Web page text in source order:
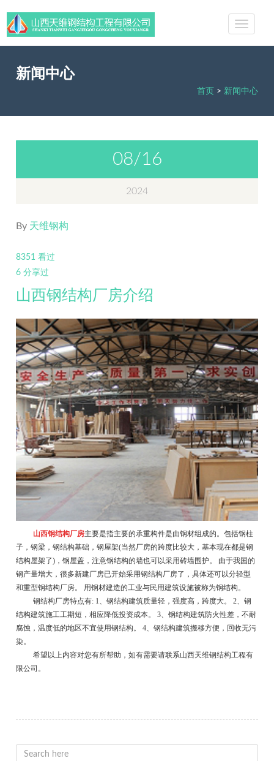
新闻中心
首页 > 新闻中心
08/16
2024
By 天维钢构
8351 看过
6 分享过
山西钢结构厂房介绍
山西钢结构厂房主要是指主要的承重构件是由钢材组成的。包括钢柱
子，钢梁，钢结构基础，钢屋架(当然厂房的跨度比较大，基本现在都是钢
结构屋架了)，钢屋盖，注意钢结构的墙也可以采用砖墙围护。 由于我国的
钢产量增大，很多新建厂房已开始采用钢结构厂房了，具体还可以分轻型
和重型钢结构厂房。 用钢材建造的工业与民用建筑设施被称为钢结构。
钢结构厂房特点有: 1、钢结构建筑质量轻，强度高，跨度大。 2、钢
结构建筑施工工期短，相应降低投资成本。 3、钢结构建筑防火性差，不耐
腐蚀，温度低的地区不宜使用钢结构。 4、钢结构建筑搬移方便，回收无污
染。
希望以上内容对您有所帮助，如有需要请联系山西天维钢结构工程有
限公司。